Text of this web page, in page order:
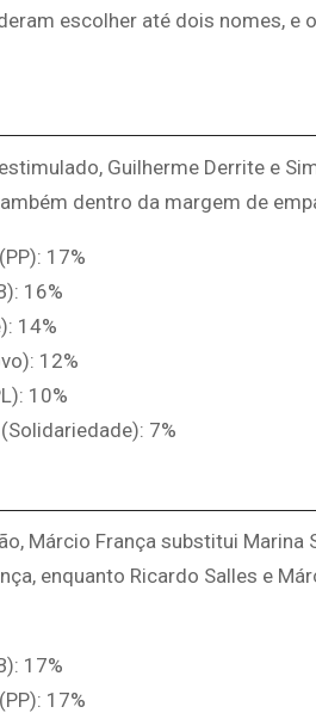
escolher até dois nomes,
Guilherme Derrite e
dentro da margem de
17%
16%
14%
12%
10%
7%
Márcio França substitui
enquanto Ricardo Salles e
17%
17%